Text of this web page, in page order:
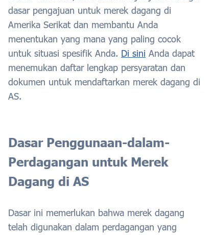
dasar pengajuan untuk merek dagang di
Amerika Serikat dan membantu Anda
menentukan yang mana yang paling cocok
untuk situasi spesifik Anda. Di sini Anda dapat
menemukan daftar lengkap persyaratan dan
dokumen untuk mendaftarkan merek dagang di
AS.
Dasar Penggunaan-dalam-
Perdagangan untuk Merek
Dagang di AS
Dasar ini memerlukan bahwa merek dagang
telah digunakan dalam perdagangan yang